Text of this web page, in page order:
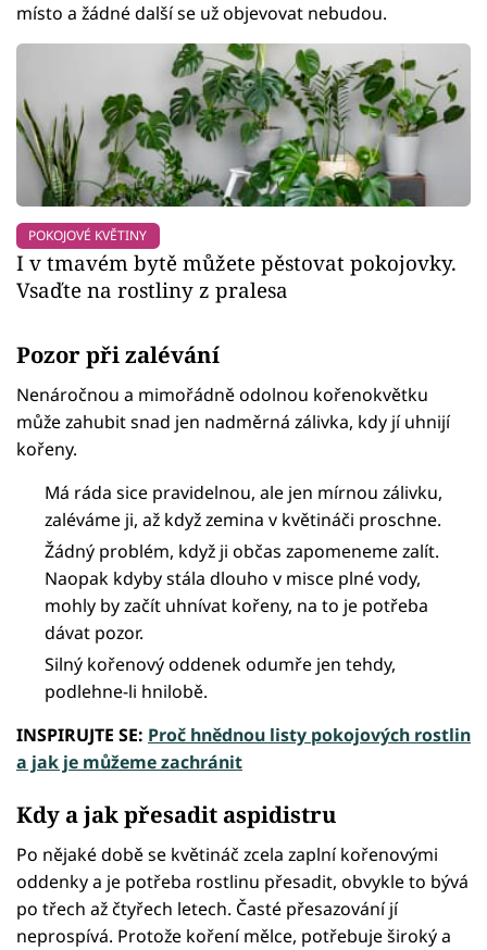
místo a žádné další se už objevovat nebudou.
POKOJOVÉ KVĚTINY
I v tmavém bytě můžete pěstovat pokojovky.
Vsaďte na rostliny z pralesa
Pozor při zalévání
Nenáročnou a mimořádně odolnou kořenokvětku
může zahubit snad jen nadměrná zálivka, kdy jí uhnijí
kořeny.
Má ráda sice pravidelnou, ale jen mírnou zálivku,
zaléváme ji, až když zemina v květináči proschne.
Žádný problém, když ji občas zapomeneme zalít.
Naopak kdyby stála dlouho v misce plné vody,
mohly by začít uhnívat kořeny, na to je potřeba
dávat pozor.
Silný kořenový oddenek odumře jen tehdy,
podlehne-li hnilobě.
INSPIRUJTE SE: Proč hnědnou listy pokojových rostlin
a jak je můžeme zachránit
Kdy a jak přesadit aspidistru
Po nějaké době se květináč zcela zaplní kořenovými
oddenky a je potřeba rostlinu přesadit, obvykle to bývá
po třech až čtyřech letech. Časté přesazování jí
neprospívá. Protože koření mělce, potřebuje široký a